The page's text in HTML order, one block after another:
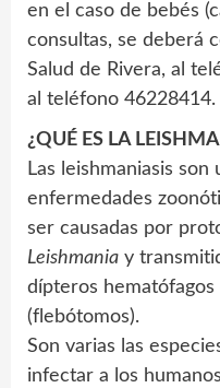
en el caso de bebés
consultas, se deberá
Salud de Rivera, al
al teléfono 46228414.
¿QUÉ ES LA
Las leishmaniasis
enfermedades
ser causadas por
Leishmania y
dípteros hematófagos
(flebótomos).
Son varias las
infectar a los